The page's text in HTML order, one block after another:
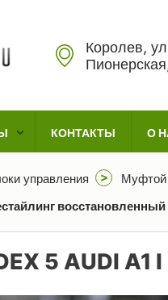
Королев,
КОНТАКТЫ О
управления
Муфтой
5 AUDI